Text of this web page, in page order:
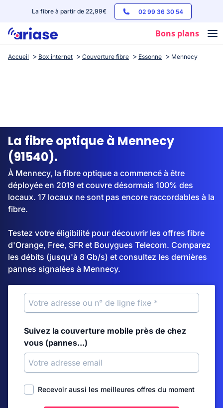
La fibre à partir de 22,99€ 02 99 36 30 54
Bons plans
Box internet
Streaming
Accueil Box internet Couverture fibre Essonne Mennecy
La fibre optique à Mennecy
(91540).
À Mennecy, la fibre optique a commencé à être
déployée en 2019 et couvre désormais 100% des
locaux. 17 locaux ne sont pas encore raccordables à la
fibre.
Testez votre éligibilité pour découvrir les offres fibre
d'Orange, Free, SFR et Bouygues Telecom. Comparez
les débits (jusqu'à 8 Gb/s) et consultez les dernières
pannes signalées à Mennecy.
Suivez la couverture mobile près de chez
vous (pannes...)
Recevoir aussi les meilleures offres du moment